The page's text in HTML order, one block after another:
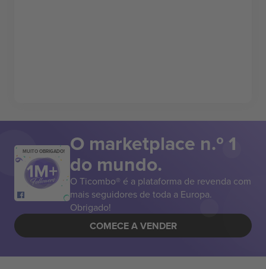
MUITO OBRIGADO! O marketplace n.º 1
do mundo.
O Ticombo® é a plataforma de revenda com
mais seguidores de toda a Europa.
Obrigado!
COMECE A VENDER